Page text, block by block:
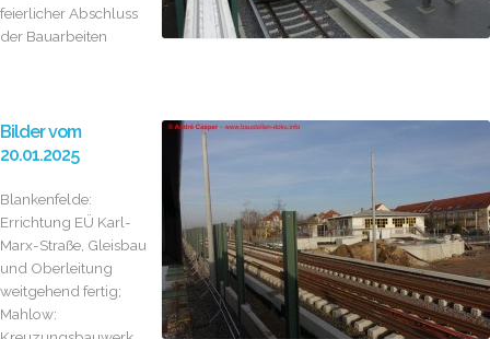
feierlicher Abschluss
der Bauarbeiten
Bilder vom
20.01.2025
Blankenfelde:
Errichtung EÜ Karl-
Marx-Straße, Gleisbau
und Oberleitung
weitgehend fertig;
Mahlow: